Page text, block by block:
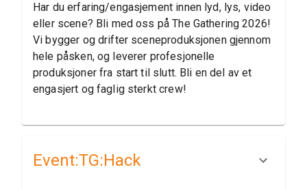
Har du erfaring/engasjement innen lyd, lys, video
eller scene? Bli med oss på The Gathering 2026!
Vi bygger og drifter sceneproduksjonen gjennom
hele påsken, og leverer profesjonelle
produksjoner fra start til slutt. Bli en del av et
engasjert og faglig sterkt crew!
Event:​TG:​Hack